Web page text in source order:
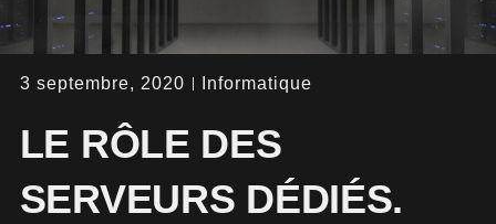
3 septembre, 2020 Informatique
LE RÔLE DES
SERVEURS DÉDIÉS.